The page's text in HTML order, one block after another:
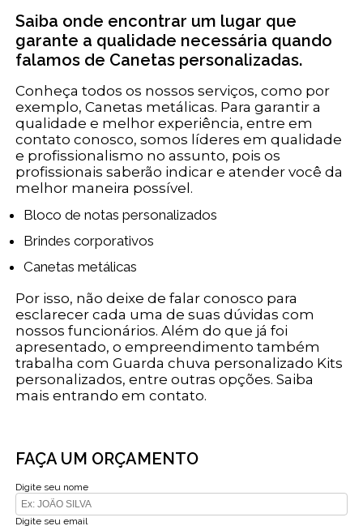
Saiba onde encontrar um lugar que
garante a qualidade necessária quando
falamos de Canetas personalizadas.
Conheça todos os nossos serviços, como por
exemplo, Canetas metálicas. Para garantir a
qualidade e melhor experiência, entre em
contato conosco, somos líderes em qualidade
e profissionalismo no assunto, pois os
profissionais saberão indicar e atender você da
melhor maneira possível.
Bloco de notas personalizados
Brindes corporativos
Canetas metálicas
Por isso, não deixe de falar conosco para
esclarecer cada uma de suas dúvidas com
nossos funcionários. Além do que já foi
apresentado, o empreendimento também
trabalha com Guarda chuva personalizado Kits
personalizados, entre outras opções. Saiba
mais entrando em contato.
FAÇA UM ORÇAMENTO
Digite seu nome
Digite seu email